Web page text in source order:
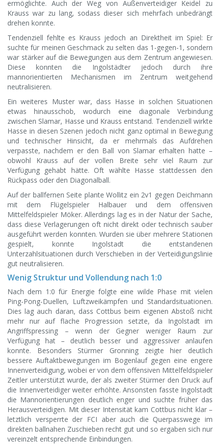
ermöglichte. Auch der Weg von Außenverteidiger Keidel zu
Krauss war zu lang, sodass dieser sich mehrfach unbedrängt
drehen konnte.
Tendenziell fehlte es Krauss jedoch an Direktheit im Spiel: Er
suchte für meinen Geschmack zu selten das 1-gegen-1, sondern
war stärker auf die Bewegungen aus dem Zentrum angewiesen.
Diese konnten die Ingolstädter jedoch durch ihre
mannorientierten Mechanismen im Zentrum weitgehend
neutralisieren.
Ein weiteres Muster war, dass Hasse in solchen Situationen
etwas hinausschob, wodurch eine diagonale Verbindung
zwischen Slamar, Hasse und Krauss entstand. Tendenziell wirkte
Hasse in diesen Szenen jedoch nicht ganz optimal in Bewegung
und technischer Hinsicht, da er mehrmals das Aufdrehen
verpasste, nachdem er den Ball von Slamar erhalten hatte –
obwohl Krauss auf der vollen Breite sehr viel Raum zur
Verfügung gehabt hätte. Oft wählte Hasse stattdessen den
Rückpass oder den Diagonalball.
Auf der ballfernen Seite plante Wollitz ein 2v1 gegen Deichmann
mit dem Flügelspieler Halbauer und dem offensiven
Mittelfeldspieler Möker. Allerdings lag es in der Natur der Sache,
dass diese Verlagerungen oft nicht direkt oder technisch sauber
ausgeführt werden konnten. Wurden sie über mehrere Stationen
gespielt, konnte Ingolstadt die entstandenen
Unterzahlsituationen durch Verschieben in der Verteidigungslinie
gut neutralisieren.
Wenig Struktur und Vollendung nach 1:0
Nach dem 1:0 für Energie folgte eine wilde Phase mit vielen
Ping-Pong-Duellen, Luftzweikämpfen und Standardsituationen.
Dies lag auch daran, dass Cottbus beim eigenen Abstoß nicht
mehr nur auf flache Progression setzte, da Ingolstadt im
Angriffspressing – wenn der Gegner weniger Raum zur
Verfügung hat – deutlich besser und aggressiver anlaufen
konnte. Besonders Stürmer Gronning zeigte hier deutlich
bessere Auftaktbewegungen im Bogenlauf gegen eine engere
Innenverteidigung, wobei er von dem offensiven Mittelfeldspieler
Zeitler unterstützt wurde, der als zweiter Stürmer den Druck auf
die Innenverteidiger weiter erhöhte. Ansonsten fass­te Ingolstadt
die Mannorientierungen deutlich enger und suchte früher das
Herausverteidigen. Mit dieser Intensität kam Cottbus nicht klar –
letztlich versperrte der FCI aber auch die Querpasswege im
direkten ballnahen Zuschieben recht gut und so ergaben sich nur
vereinzelt entsprechende Einbindungen.